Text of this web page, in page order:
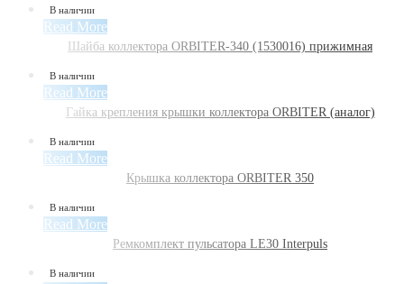
В наличии
Read More
Шайба коллектора ORBITER-340 (1530016) прижимная
В наличии
Read More
Гайка крепления крышки коллектора ORBITER (аналог)
В наличии
Read More
Крышка коллектора ORBITER 350
В наличии
Read More
Ремкомплект пульсатора LE30 Interpuls
В наличии